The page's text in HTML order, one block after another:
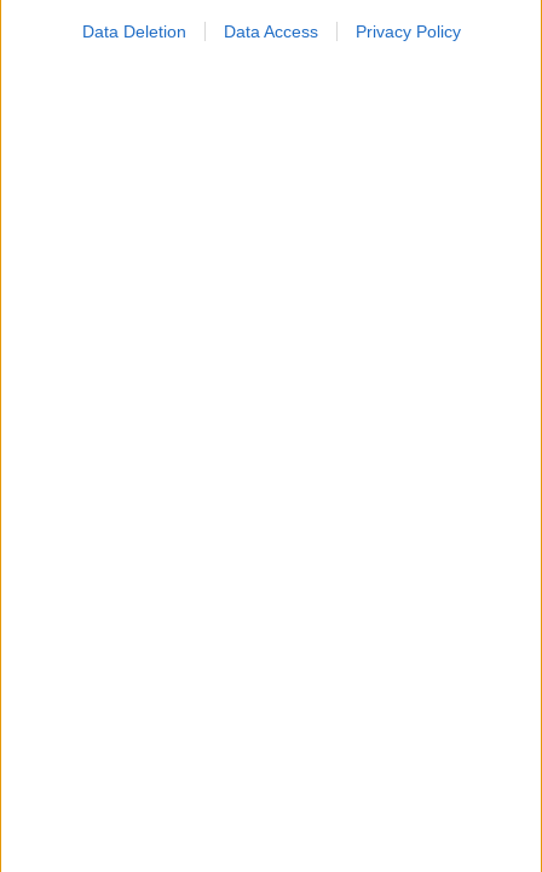
Data Deletion Data Access Privacy Policy